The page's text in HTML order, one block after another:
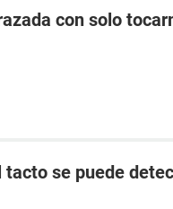
con solo
se puede